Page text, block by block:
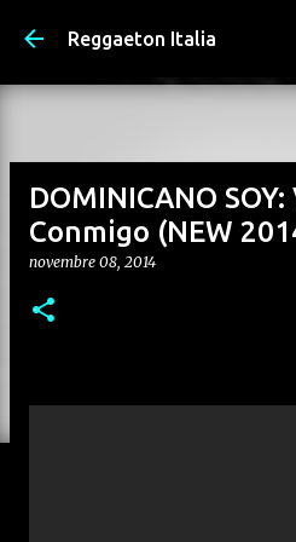
Passa ai
Reggaeton Italia
DOMINICANO
Conmigo (NEW
novembre 08, 2014